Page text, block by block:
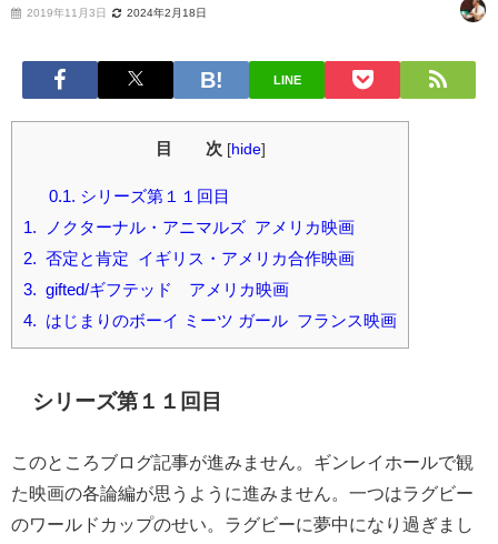
2019年11月3日 2024年2月18日
LINE
目 次 [hide]
0.1. シリーズ第１１回目
1. ノクターナル・アニマルズ アメリカ映画
2. 否定と肯定 イギリス・アメリカ合作映画
3. gifted/ギフテッド アメリカ映画
4. はじまりのボーイ ミーツ ガール フランス映画
シリーズ第１１回目
このところブログ記事が進みません。ギンレイホールで観
た映画の各論編が思うように進みません。一つはラグビー
のワールドカップのせい。ラグビーに夢中になり過ぎまし